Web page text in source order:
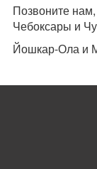
Позвоните
Чебоксары и
Йошкар-Ола и